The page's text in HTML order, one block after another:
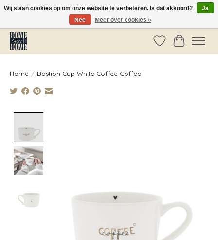
Vóór 14:00 besteld, dezelfde dag verzonden!
Verlanglijst
Home / Bastion Cup White Coffee Coffee
Wij slaan cookies op om onze website te verbeteren. Is dat akkoord?
Ja
Nee
Meer over cookies »